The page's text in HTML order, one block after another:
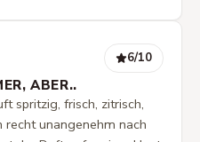
6/10
ABER..
spritzig, frisch, zitrisch,
recht unangenehm nach